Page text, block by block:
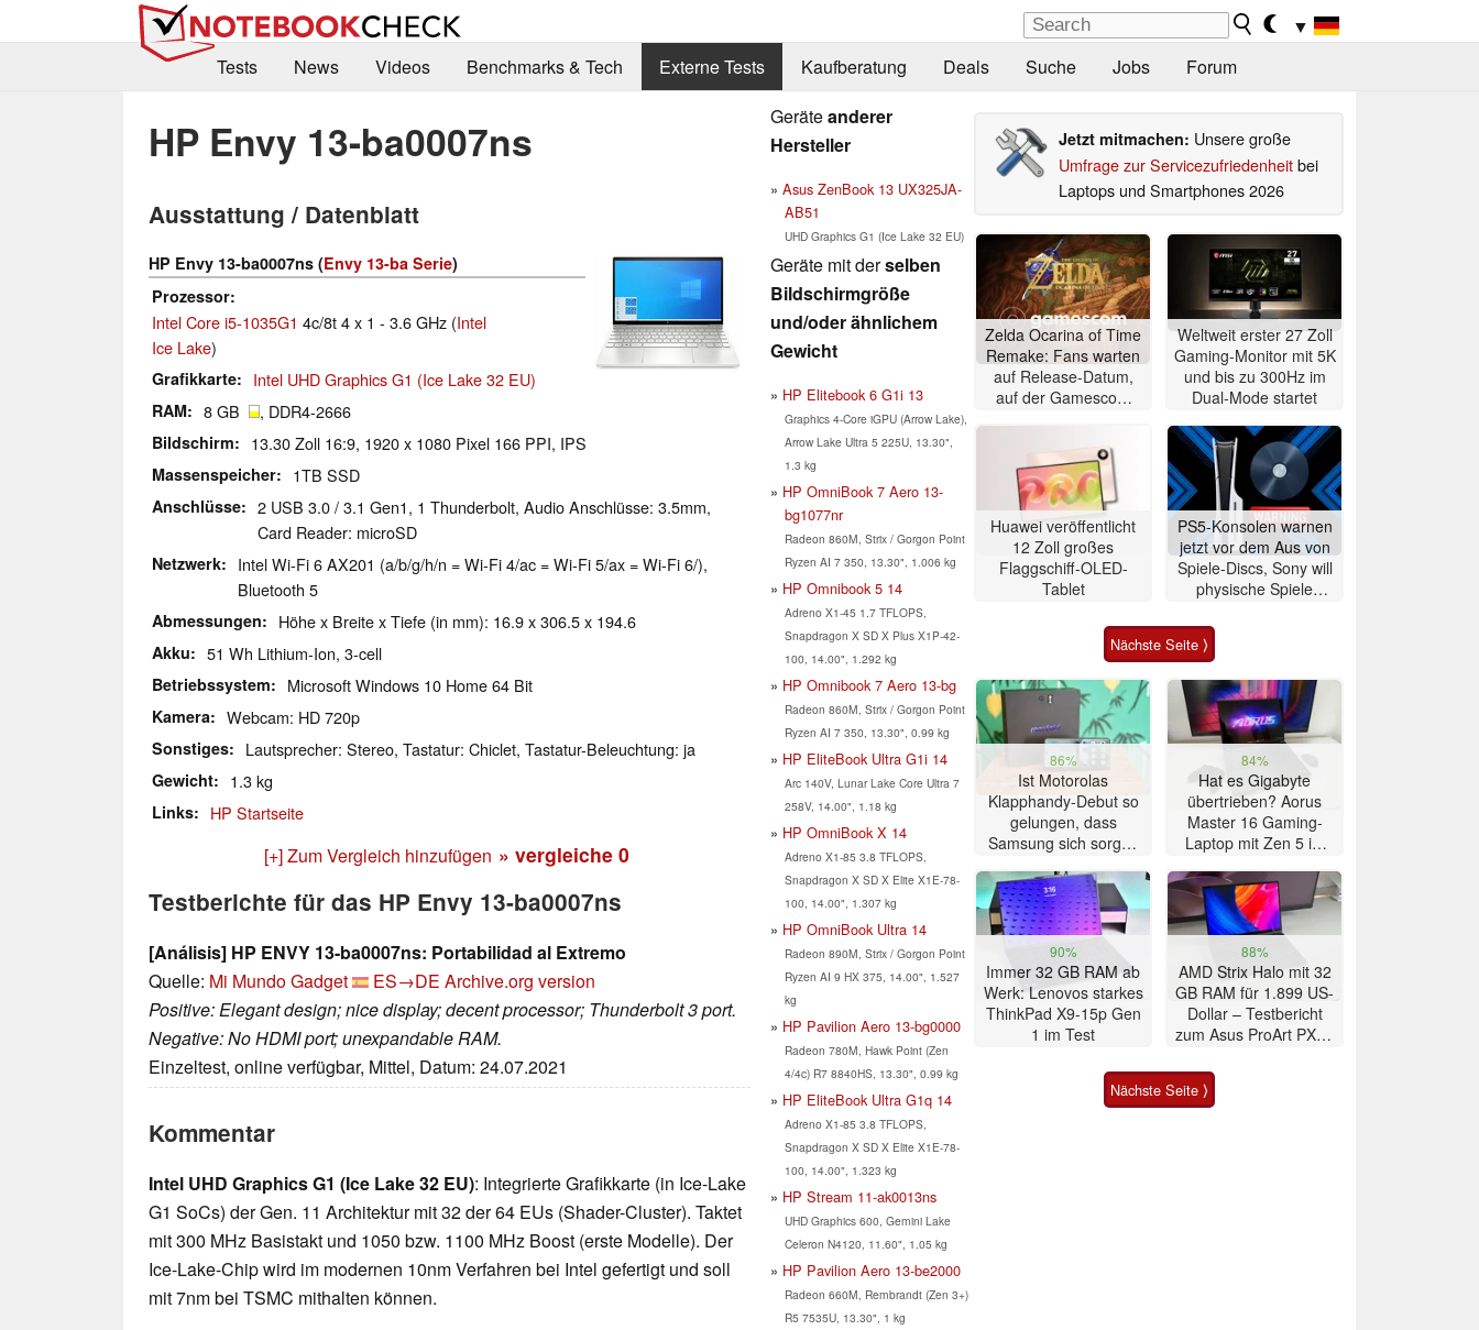
▼
Tests
News Videos Benchmarks & Tech Externe Tests Kaufberatung Deals Suche Jobs Forum
HP Envy 13-ba0007ns
Ausstattung / Datenblatt
HP Envy 13-ba0007ns (Envy 13-ba Serie)
Prozessor
Intel Core i5-1035G1 4c/8t 4 x 1 - 3.6 GHz (Intel
Ice Lake)
Grafikkarte Intel UHD Graphics G1 (Ice Lake 32 EU)
RAM 8 GB , DDR4-2666
Bildschirm 13.30 Zoll 16:9, 1920 x 1080 Pixel 166 PPI, IPS
Massenspeicher 1TB SSD
Anschlüsse
2 USB 3.0 / 3.1 Gen1, 1 Thunderbolt, Audio Anschlüsse: 3.5mm,
Card Reader: microSD
Netzwerk
Intel Wi-Fi 6 AX201 (a/b/g/h/n = Wi-Fi 4/ac = Wi-Fi 5/ax = Wi-Fi 6/),
Bluetooth 5
Abmessungen Höhe x Breite x Tiefe (in mm): 16.9 x 306.5 x 194.6
Akku 51 Wh Lithium-Ion, 3-cell
Betriebssystem Microsoft Windows 10 Home 64 Bit
Kamera Webcam: HD 720p
Sonstiges Lautsprecher: Stereo, Tastatur: Chiclet, Tastatur-Beleuchtung: ja
Gewicht 1.3 kg
Links HP Startseite
[+] Zum Vergleich hinzufügen » vergleiche 0
Testberichte für das HP Envy 13-ba0007ns
[Análisis] HP ENVY 13-ba0007ns: Portabilidad al Extremo
Quelle: Mi Mundo Gadget ES→DE Archive.org version
Positive: Elegant design; nice display; decent processor; Thunderbolt 3 port.
Negative: No HDMI port; unexpandable RAM.
Einzeltest, online verfügbar, Mittel, Datum: 24.07.2021
Kommentar
Intel UHD Graphics G1 (Ice Lake 32 EU): Integrierte Grafikkarte (in Ice-Lake
G1 SoCs) der Gen. 11 Architektur mit 32 der 64 EUs (Shader-Cluster). Taktet
mit 300 MHz Basistakt und 1050 bzw. 1100 MHz Boost (erste Modelle). Der
Ice-Lake-Chip wird im modernen 10nm Verfahren bei Intel gefertigt und soll
mit 7nm bei TSMC mithalten können.
Geräteanderer
Hersteller
Asus ZenBook 13 UX325JA-
AB51
UHD Graphics G1 (Ice Lake 32 EU)
Geräte mit derselben
Bildschirmgröße
und/oder ähnlichem
Gewicht
HP Elitebook 6 G1i 13
Graphics 4-Core iGPU (Arrow Lake),
Arrow Lake Ultra 5 225U, 13.30",
1.3 kg
HP OmniBook 7 Aero 13-
bg1077nr
Radeon 860M, Strix / Gorgon Point
Ryzen AI 7 350, 13.30", 1.006 kg
HP Omnibook 5 14
Adreno X1-45 1.7 TFLOPS,
Snapdragon X SD X Plus X1P-42-
100, 14.00", 1.292 kg
HP Omnibook 7 Aero 13-bg
Radeon 860M, Strix / Gorgon Point
Ryzen AI 7 350, 13.30", 0.99 kg
HP EliteBook Ultra G1i 14
Arc 140V, Lunar Lake Core Ultra 7
258V, 14.00", 1.18 kg
HP OmniBook X 14
Adreno X1-85 3.8 TFLOPS,
Snapdragon X SD X Elite X1E-78-
100, 14.00", 1.307 kg
HP OmniBook Ultra 14
Radeon 890M, Strix / Gorgon Point
Ryzen AI 9 HX 375, 14.00", 1.527
kg
HP Pavilion Aero 13-bg0000
Radeon 780M, Hawk Point (Zen
4/4c) R7 8840HS, 13.30", 0.99 kg
HP EliteBook Ultra G1q 14
Adreno X1-85 3.8 TFLOPS,
Snapdragon X SD X Elite X1E-78-
100, 14.00", 1.323 kg
HP Stream 11-ak0013ns
UHD Graphics 600, Gemini Lake
Celeron N4120, 11.60", 1.05 kg
HP Pavilion Aero 13-be2000
Radeon 660M, Rembrandt (Zen 3+)
R5 7535U, 13.30", 1 kg
Jetzt mitmachen: Unsere große
Umfrage zur Servicezufriedenheitbei
Laptops und Smartphones 2026
Zelda Ocarina of Time
Remake: Fans warten
auf Release-Datum,
auf der Gamescom
Weltweit erster 27 Zoll
Gaming-Monitor mit 5K
und bis zu 300Hz im
Dual-Mode startet
Huawei veröffentlicht
12 Zoll großes
Flaggschiff-OLED-
Tablet
PS5-Konsolen warnen
jetzt vor dem Aus von
Spiele-Discs, Sony will
physische Spiele
Nächste Seite ⟩
86%
Ist Motorolas
Klapphandy-Debut so
gelungen, dass
Samsung sich sorgen
Smartphone im Test
84%
Hat es Gigabyte
übertrieben? Aorus
Master 16 Gaming-
Laptop mit Zen 5 im
90%
Immer 32 GB RAM ab
Werk: Lenovos starkes
ThinkPad X9-15p Gen
1 im Test
88%
AMD Strix Halo mit 32
GB RAM für 1.899 US-
Dollar – Testbericht
zum Asus ProArt PX13
Nächste Seite ⟩